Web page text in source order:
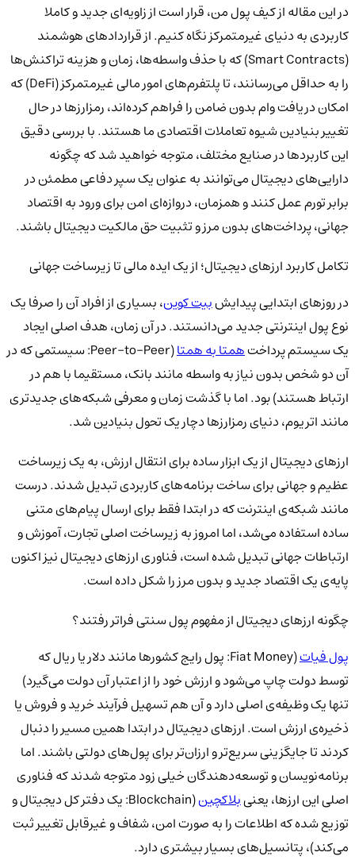
در این مقاله از کیف پول من، قرار است از زاویه‌ای جدید و کاملا
کاربردی به دنیای غیرمتمرکز نگاه کنیم. از قراردادهای هوشمند
(Smart Contracts) که با حذف واسطه‌ها، زمان و هزینه تراکنش‌ها
را به حداقل می‌رسانند، تا پلتفرم‌های امور مالی غیرمتمرکز (DeFi) که
امکان دریافت وام بدون ضامن را فراهم کرده‌اند، رمزارزها در حال
تغییر بنیادین شیوه تعاملات اقتصادی ما هستند. با بررسی دقیق
این کاربردها در صنایع مختلف، متوجه خواهید شد که چگونه
دارایی‌های دیجیتال می‌توانند به عنوان یک سپر دفاعی مطمئن در
برابر تورم عمل کنند و همزمان، دروازه‌ای امن برای ورود به اقتصاد
جهانی، پرداخت‌های بدون مرز و تثبیت حق مالکیت دیجیتال باشند.
تکامل کاربرد ارزهای دیجیتال؛ از یک ایده مالی تا زیرساخت جهانی
در روزهای ابتدایی پیدایشبیت کوین، بسیاری از افراد آن را صرفا یک
نوع پول اینترنتی جدید می‌دانستند. در آن زمان، هدف اصلی ایجاد
یک سیستم پرداختهمتا به همتا
(Peer-to-Peer: سیستمی که در
آن دو شخص بدون نیاز به واسطه مانند بانک، مستقیما با هم در
ارتباط هستند) بود. اما با گذشت زمان و معرفی شبکه‌های جدیدتری
مانند اتریوم، دنیای رمزارزها دچار یک تحول بنیادین شد.
ارزهای دیجیتال از یک ابزار ساده برای انتقال ارزش، به یک زیرساخت
عظیم و جهانی برای ساخت برنامه‌های کاربردی تبدیل شدند. درست
مانند شبکه‌ی اینترنت که در ابتدا فقط برای ارسال پیام‌های متنی
ساده استفاده می‌شد، اما امروز به زیرساخت اصلی تجارت، آموزش و
ارتباطات جهانی تبدیل شده است، فناوری ارزهای دیجیتال نیز اکنون
پایه‌ی یک اقتصاد جدید و بدون مرز را شکل داده است.
چگونه ارزهای دیجیتال از مفهوم پول سنتی فراتر رفتند؟
پول فیات
(Fiat Money: پول رایج کشورها مانند دلار یا ریال که
توسط دولت چاپ می‌شود و ارزش خود را از اعتبار آن دولت می‌گیرد)
تنها یک وظیفه‌ی اصلی دارد و آن هم تسهیل فرآیند خرید و فروش یا
ذخیره‌ی ارزش است. ارزهای دیجیتال در ابتدا همین مسیر را دنبال
کردند تا جایگزینی سریع‌تر و ارزان‌تر برای پول‌های دولتی باشند. اما
برنامه‌نویسان و توسعه‌دهندگان خیلی زود متوجه شدند که فناوری
اصلی این ارزها، یعنیبلاکچین
(Blockchain: یک دفتر کل دیجیتال و
توزیع شده که اطلاعات را به صورت امن، شفاف و غیرقابل تغییر ثبت
می‌کند)، پتانسیل‌های بسیار بیشتری دارد.